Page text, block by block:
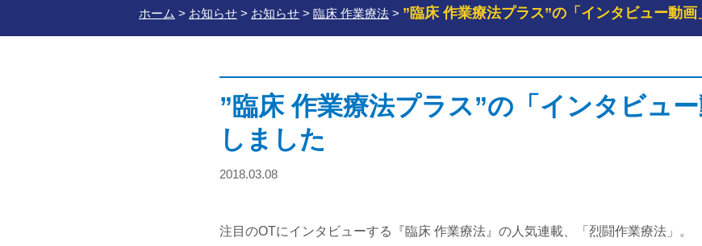
ホーム > お知らせ > お知らせ > 臨床 作業療法 > ”臨床 作業療法プラス”の「インタビュー動
”臨床 作業療法プラス”の「インタビュ
しました
2018.03.08
注目のOTにインタビューする『臨床 作業療法』の人気連載、「烈闘作業療法」。